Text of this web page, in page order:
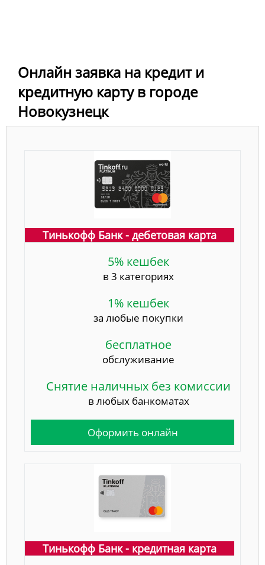
Онлайн заявка на кредит и
кредитную карту в городе
Новокузнецк
Тинькофф Банк - дебетовая карта
5% кешбек
в 3 категориях
1% кешбек
за любые покупки
бесплатное
обслуживание
Снятие наличных без комиссии
в любых банкоматах
Оформить онлайн
Тинькофф Банк - кредитная карта